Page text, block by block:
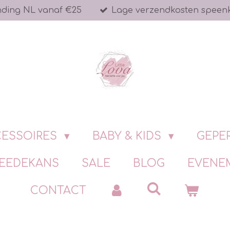
NL vanaf €25 Lage verzendkosten
BABY & KIDS
SALE BLOG
CONTACT